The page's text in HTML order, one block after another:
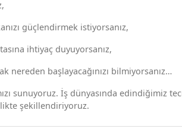
güçlendirmek istiyorsanız,
ihtiyaç duyuyorsanız,
nereden başlayacağınızı bilmiyorsanız…
sunuyoruz. İş dünyasında edindiğimiz
şekillendiriyoruz.